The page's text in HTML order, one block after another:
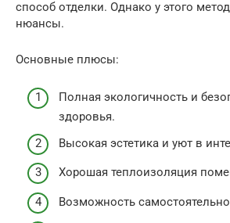
способ отделки. Однако у этого
нюансы.
Основные плюсы:
Полная экологичность и
здоровья.
Высокая эстетика и уют в
Хорошая теплоизоляция
Возможность